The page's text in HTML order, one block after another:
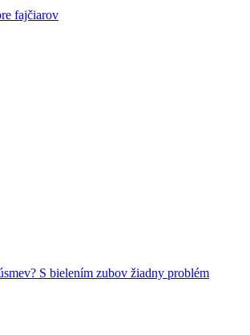
fajčiarov
S bielením zubov žiadny problém